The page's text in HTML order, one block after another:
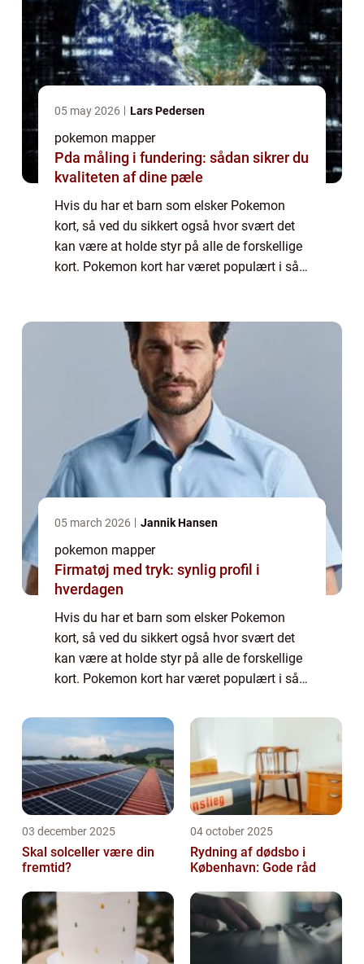
05 may 2026 Lars Pedersen
pokemon mapper
Pda måling i fundering: sådan sikrer du
kvaliteten af dine pæle
Hvis du har et barn som elsker Pokemon
kort, så ved du sikkert også hvor svært det
kan være at holde styr på alle de forskellige
kort. Pokemon kort har været populært i så
05 march 2026 Jannik Hansen
pokemon mapper
Firmatøj med tryk: synlig profil i
hverdagen
Hvis du har et barn som elsker Pokemon
kort, så ved du sikkert også hvor svært det
kan være at holde styr på alle de forskellige
kort. Pokemon kort har været populært i så
Der er endda nogle af de helt g...
03 december 2025
Skal solceller være din
fremtid?
04 october 2025
Rydning af dødsbo i
København: Gode råd